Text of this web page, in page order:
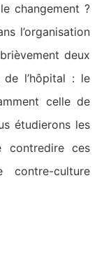
changement ?
l’organisation
deux
l’hôpital : le
celle de
étudierons les
contredire ces
contre-culture